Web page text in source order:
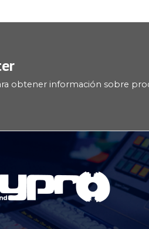
obtener información sobre